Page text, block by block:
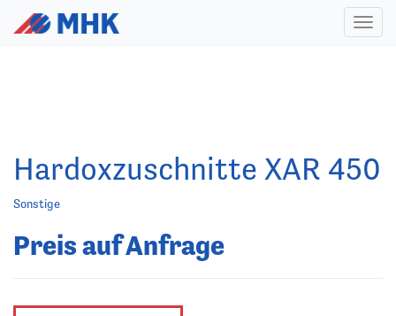
Hardoxzuschnitte XAR 450
Sonstige
Preis auf Anfrage